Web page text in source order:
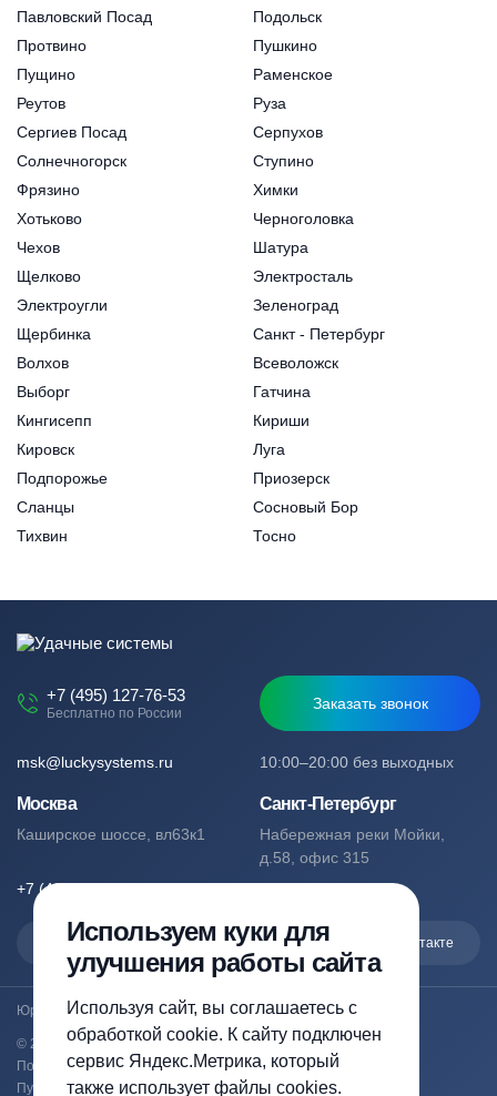
Павловский Посад
Подольск
Протвино
Пушкино
Пущино
Раменское
Реутов
Руза
Сергиев Посад
Серпухов
Солнечногорск
Ступино
Фрязино
Химки
Хотьково
Черноголовка
Чехов
Шатура
Щелково
Электросталь
Электроугли
Зеленоград
Щербинка
Санкт - Петербург
Волхов
Всеволожск
Выборг
Гатчина
Кингисепп
Кириши
Кировск
Луга
Подпорожье
Приозерск
Сланцы
Сосновый Бор
Тихвин
Тосно
+7 (495) 127-76-53
Бесплатно по России
Заказать звонок
10:00–20:00 без выходных
msk@luckysystems.ru
Москва
Каширское шоссе, вл63к1
+7 (495) 127-76-53
Санкт-Петербург
Набережная реки Мойки,
д.58, офис 315
+7 (812) 244-49-61
Max Telegram Вконтакте
Юридический адрес: Москва, Каширское шоссе, вл63к1
© 2023-2026 luckysystems.ru | Все права защищены
Политика конфиденциальности
Публичная оферта
Используем куки для
улучшения работы сайта
Используя сайт, вы соглашаетесь с
обработкой cookie. К сайту подключен
сервис Яндекс.Метрика, который
также использует файлы cookies.